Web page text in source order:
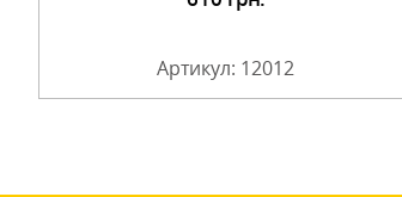
Артикул: 12012